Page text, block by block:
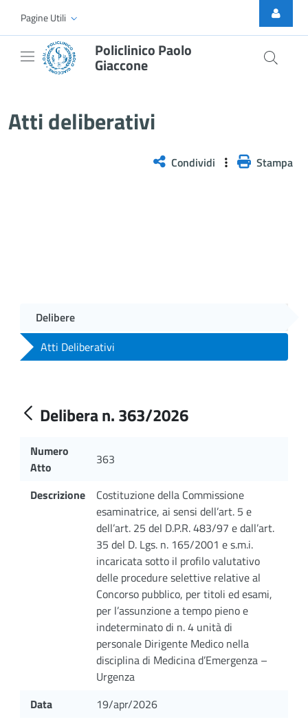
Skip to Main Content
Pagine Utili
Policlinico Paolo
Giaccone
Atti deliberativi
Condividi Stampa
Delibere
Atti Deliberativi
Delibera n. 363/2026
Numero
Atto
363
Descrizione
Costituzione della Commissione
esaminatrice, ai sensi dell’art. 5 e
dell’art. 25 del D.P.R. 483/97 e dall’art.
35 del D. Lgs. n. 165/2001 e s.m.i.
incaricata sotto il profilo valutativo
delle procedure selettive relative al
Concorso pubblico, per titoli ed esami,
per l’assunzione a tempo pieno e
indeterminato di n. 4 unità di
personale Dirigente Medico nella
disciplina di Medicina d’Emergenza –
Urgenza
Data
19/apr/2026